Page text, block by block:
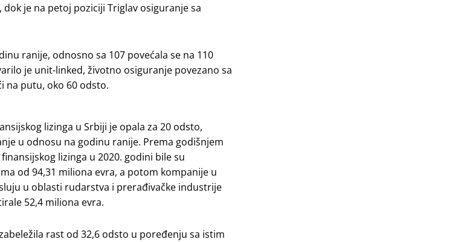
je na petoj poziciji Triglav osiguranje sa
ranije, odnosno sa 107 povećala se na 110
je unit-linked, životno osiguranje povezano sa
na putu, oko 60 odsto.
lizinga u Srbiji je opala za 20 odsto,
u odnosu na godinu ranije. Prema godišnjem
lizinga u 2020. godini bile su
od 94,31 miliona evra, a potom kompanije u
u oblasti rudarstva i prerađivačke industrije
52,4 miliona evra.
rast od 32,6 odsto u poređenju sa istim